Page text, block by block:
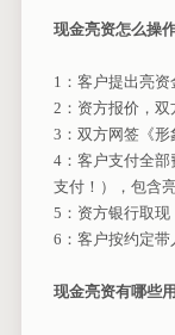
现金亮资怎么操
1：客户提出亮资
2：资方报价，双
3：双方网签《形
4：客户支付全
支付！），包含
5：资方银行取现
6：客户按约定带
现金亮资有哪些